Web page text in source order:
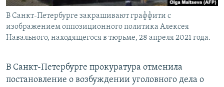
В Санкт-Петербурге закрашивают граффити с
изображением оппозиционного политика Алексея
Навального, находящегося в тюрьме, 28 апреля 2021 года.
В Санкт-Петербурге прокуратура отменила
постановление о возбуждении уголовного дела о